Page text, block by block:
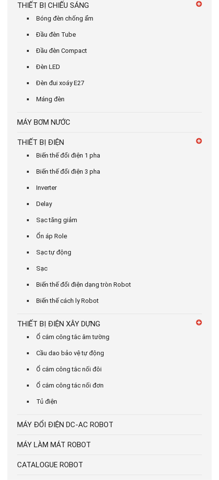
THIẾT BỊ CHIẾU SÁNG
Bóng đèn chống ẩm
Đầu đèn Tube
Đầu đèn Compact
Đèn LED
Đèn đui xoáy E27
Máng đèn
MÁY BƠM NƯỚC
THIẾT BỊ ĐIỆN
Biến thế đổi điện 1 pha
Biến thế đổi điện 3 pha
Inverter
Delay
Sạc tăng giảm
Ổn áp Role
Sạc tự động
Sạc
Biến thế đổi điện dạng tròn Robot
Biến thế cách ly Robot
THIẾT BỊ ĐIỆN XÂY DỰNG
Ổ cắm công tắc âm tường
Cầu dao bảo vệ tự động
Ổ cắm công tắc nối đôi
Ổ cắm công tác nối đơn
Tủ điện
MÁY ĐỔI ĐIỆN DC-AC ROBOT
MÁY LÀM MÁT ROBOT
CATALOGUE ROBOT